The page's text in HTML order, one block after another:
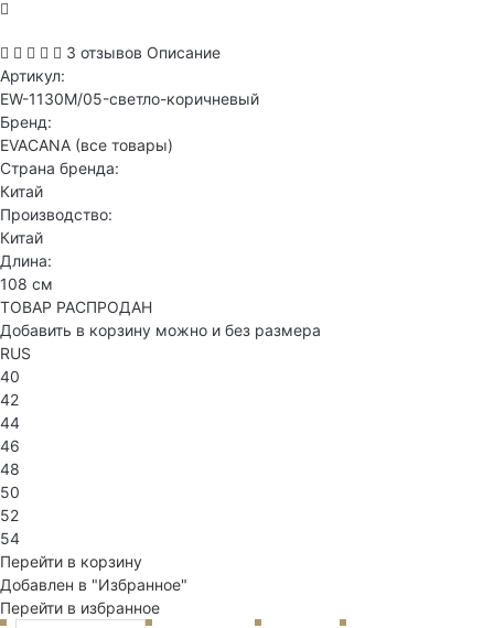
3 отзывов Описание
Артикул:
EW-1130M/05-светло-коричневый
Бренд:
EVACANA (все товары)
Страна бренда:
Китай
Производство:
Китай
Длина:
108 см
ТОВАР РАСПРОДАН
Добавить в корзину можно и без размера
RUS
40
42
44
46
48
50
52
54
Перейти в корзину
Добавлен в "Избранное"
Перейти в избранное